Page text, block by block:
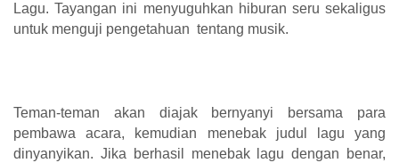
Lagu. Tayangan ini menyuguhkan hiburan seru sekaligus
untuk menguji pengetahuan tentang musik.
Teman-teman akan diajak bernyanyi bersama para
pembawa acara, kemudian menebak judul lagu yang
dinyanyikan. Jika berhasil menebak lagu dengan benar,